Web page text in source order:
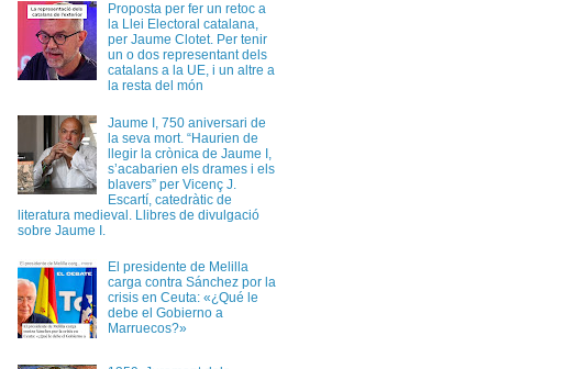
Proposta per fer un retoc a
la Llei Electoral catalana,
per Jaume Clotet. Per tenir
un o dos representant dels
catalans a la UE, i un altre a
la resta del món
Jaume I, 750 aniversari de
la seva mort. “Haurien de
llegir la crònica de Jaume I,
s’acabarien els drames i els
blavers” per Vicenç J.
Escartí, catedràtic de
literatura medieval. Llibres de divulgació
sobre Jaume I.
El presidente de Melilla
carga contra Sánchez por la
crisis en Ceuta: «¿Qué le
debe el Gobierno a
Marruecos?»